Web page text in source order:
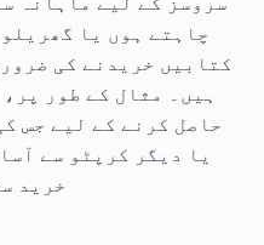
چاہتے ہوں یا
کتابیں خریدنے کی
ہیں۔ مثال کے طور
خرید